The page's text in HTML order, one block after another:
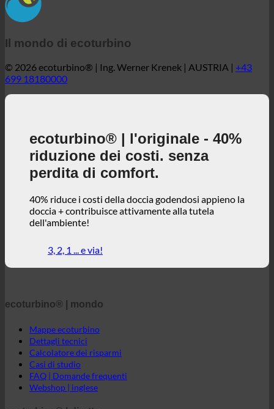
Il mondo di ecoturbino
© 2026 ecoturbino® | Ing. Werner Krenek | AUSTRIA | +43
699 18180000
ecoturbino® | l'originale - 40%
riduzione dei costi. senza
perdita di comfort.
40% riduce i costi della doccia godendosi appieno la
doccia + contribuisce attivamente alla tutela
dell'ambiente!
3, 2, 1 ... e via!
ecoturbino® | mondo
Mappe ecoturbino
Dettagli tecnici
Calcolatore dei risparmi
Casi di studio
FAQ | Domande frequenti
Webshop | inglese